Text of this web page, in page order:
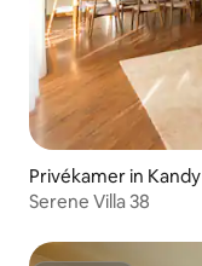
Privékamer in Kandy
Serene Villa 38